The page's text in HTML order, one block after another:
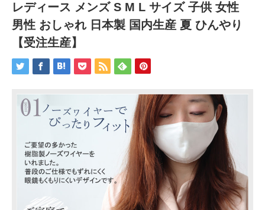
レディース メンズ S M L サイズ 子供 女性
男性 おしゃれ 日本製 国内生産 夏 ひんやり
【受注生産】